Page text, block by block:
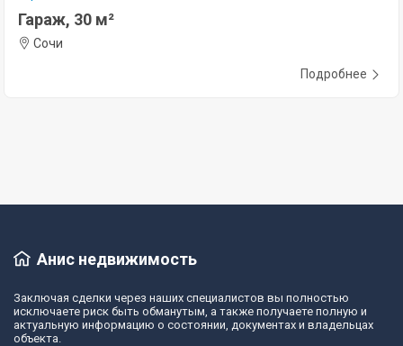
Гараж, 30 м²
Сочи
Подробнее
Анис недвижимость
Заключая сделки через наших специалистов вы полностью
исключаете риск быть обманутым, а также получаете полную и
актуальную информацию о состоянии, документах и владельцах
объекта.